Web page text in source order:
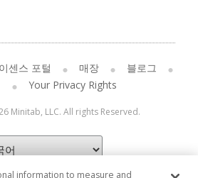
센스 포털 매장
블로그
Your Privacy Rights
Minitab, LLC. All rights Reserved.
information to measure and